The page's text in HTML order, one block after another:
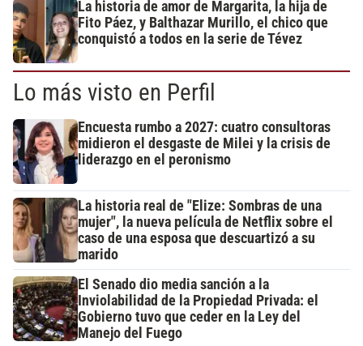
La historia de amor de Margarita, la hija de
Fito Páez, y Balthazar Murillo, el chico que
conquistó a todos en la serie de Tévez
Lo más visto en Perfil
Encuesta rumbo a 2027: cuatro consultoras
midieron el desgaste de Milei y la crisis de
liderazgo en el peronismo
La historia real de "Elize: Sombras de una
mujer", la nueva película de Netflix sobre el
caso de una esposa que descuartizó a su
marido
El Senado dio media sanción a la
Inviolabilidad de la Propiedad Privada: el
Gobierno tuvo que ceder en la Ley del
Manejo del Fuego